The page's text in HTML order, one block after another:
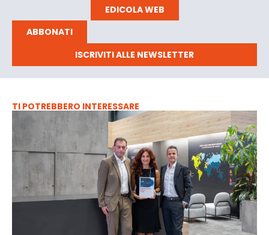
EDICOLA WEB
ABBONATI
ISCRIVITI ALLE NEWSLETTER
TI POTREBBERO INTERESSARE